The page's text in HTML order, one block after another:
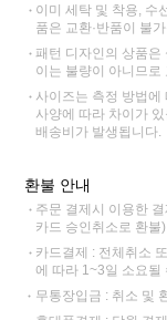
이미 세탁 및 착용, 수
품은 교환·반품이 불
패턴 디자인의 상품은
이는 불량이 아니므로
사이즈는 측정 방법에
사양에 따라 차이가
배송비가 발생됩니다.
환불 안내
주문 결제시 이용한
카드 승인취소로 환불)
카드결제 : 전체취소
에 따라 1~3일 소요될
무통장입금 : 취소 및